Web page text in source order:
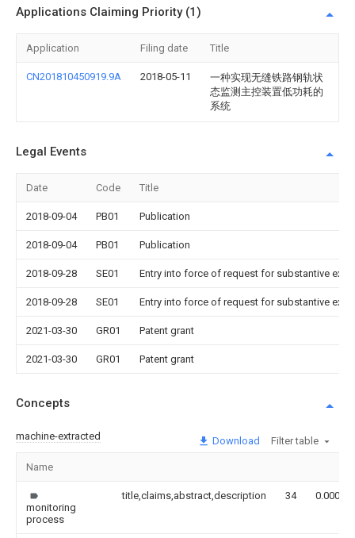
Applications Claiming Priority (1)
Application Filing date Title
CN201810450919.9A 2018-05-11
一种实现无缝铁路钢轨状
态监测主控装置低功耗的
系统
Legal Events
Date Code Title
2018-09-04 PB01 Publication
2018-09-04 PB01 Publication
2018-09-28 SE01 Entry into force of request for substantive
2018-09-28 SE01 Entry into force of request for substantive
2021-03-30 GR01 Patent grant
2021-03-30 GR01 Patent grant
Concepts
machine-extracted Download Filter table
Name
monitoring
process
title,claims,abstract,description 34 0.000